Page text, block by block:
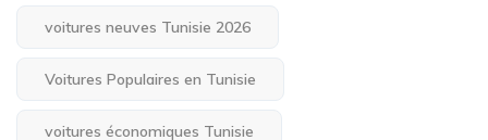
voitures neuves Tunisie 2026
Voitures Populaires en Tunisie
voitures économiques Tunisie